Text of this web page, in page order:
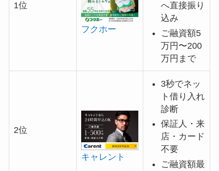
1位
フクホー
へ直接振り
込み
ご融資額5
万円〜200
万円まで
2位
キャレント
3秒でネッ
ト借り入れ
診断
保証人・来
店・カード
不要
ご融資額最